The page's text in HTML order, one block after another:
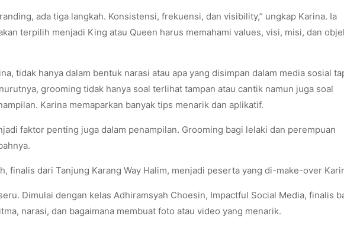
ada tiga langkah. Konsistensi, frekuensi, dan visibility,” ungkap Karina. Ia
terpilih menjadi King atau Queen harus memahami values, visi, misi, dan
tidak hanya dalam bentuk narasi atau apa yang disimpan dalam media sosial
grooming tidak hanya soal terlihat tampan atau cantik namun juga soal
Karina memaparkan banyak tips menarik dan aplikatif.
faktor penting juga dalam penampilan. Grooming bagi lelaki dan perempuan
finalis dari Tanjung Karang Way Halim, menjadi peserta yang di-make-over
Dimulai dengan kelas Adhiramsyah Choesin, Impactful Social Media, finalis
narasi, dan bagaimana membuat foto atau video yang menarik.